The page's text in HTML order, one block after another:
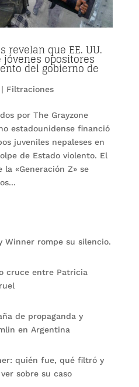
revelan que EE. UU.
opositores
del gobierno de
Filtraciones
​​por The Grayzone
estadounidense financió
juveniles nepaleses en
de Estado violento. El
«Generación Z» se
Winner rompe su silencio.
cruce entre Patricia
de propaganda y
en Argentina
quién fue, qué filtró y
sobre su caso